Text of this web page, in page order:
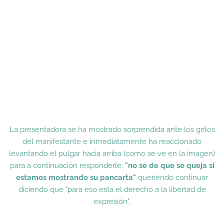
La presentadora se ha mostrado sorprendida ante los gritos
del manifestante e inmediatamente ha reaccionado
levantando el pulgar hacia arriba (como se ve en la imagen)
para a continuación responderle: "no se de que se queja si
estamos mostrando su pancarta" queriendo continuar
diciendo que "para eso esta el derecho a la libertad de
expresión".